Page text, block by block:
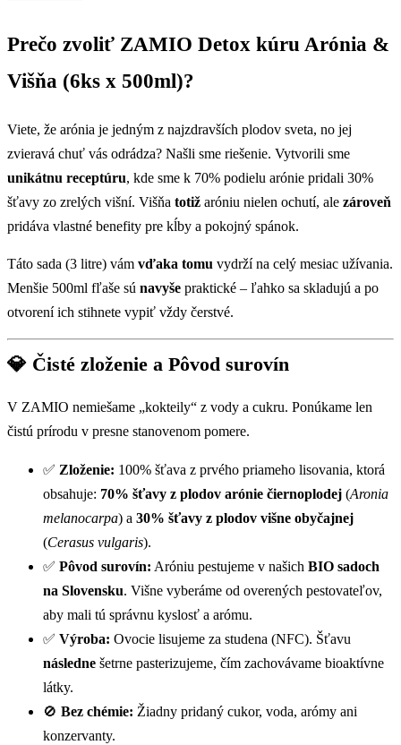
Prečo zvoliť ZAMIO Detox kúru Arónia &
Višňa (6ks x 500ml)?
Viete, že arónia je jedným z najzdravších plodov sveta, no jej
zvieravá chuť vás odrádza? Našli sme riešenie. Vytvorili sme
unikátnu receptúru, kde sme k 70% podielu arónie pridali 30%
šťavy zo zrelých višní. Višňa totiž aróniu nielen ochutí, ale zároveň
pridáva vlastné benefity pre kĺby a pokojný spánok.
Táto sada (3 litre) vám vďaka tomu vydrží na celý mesiac užívania.
Menšie 500ml fľaše sú navyše praktické – ľahko sa skladujú a po
otvorení ich stihnete vypiť vždy čerstvé.
💎 Čisté zloženie a Pôvod surovín
V ZAMIO nemiešame „kokteily“ z vody a cukru. Ponúkame len
čistú prírodu v presne stanovenom pomere.
✅ Zloženie: 100% šťava z prvého priameho lisovania, ktorá
obsahuje: 70% šťavy z plodov arónie čiernoplodej (Aronia
melanocarpa) a 30% šťavy z plodov višne obyčajnej
(Cerasus vulgaris).
✅ Pôvod surovín: Aróniu pestujeme v našich BIO sadoch
na Slovensku. Višne vyberáme od overených pestovateľov,
aby mali tú správnu kyslosť a arómu.
✅ Výroba: Ovocie lisujeme za studena (NFC). Šťavu
následne šetrne pasterizujeme, čím zachovávame bioaktívne
látky.
🚫 Bez chémie: Žiadny pridaný cukor, voda, arómy ani
konzervanty.